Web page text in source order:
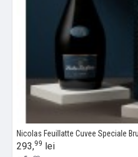
Nicolas Feuillatte Cuvee Speciale
293,99 lei